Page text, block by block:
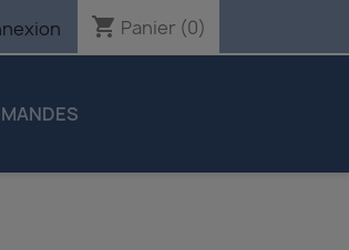
shopping_cart Panier (0)